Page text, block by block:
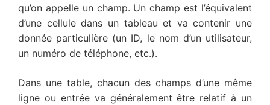
qu’on appelle un champ. Un champ est l’équivalent
d’une cellule dans un tableau et va contenir une
donnée particulière (un ID, le nom d’un utilisateur,
un numéro de téléphone, etc.).
Dans une table, chacun des champs d’une même
ligne ou entrée va généralement être relatif à un